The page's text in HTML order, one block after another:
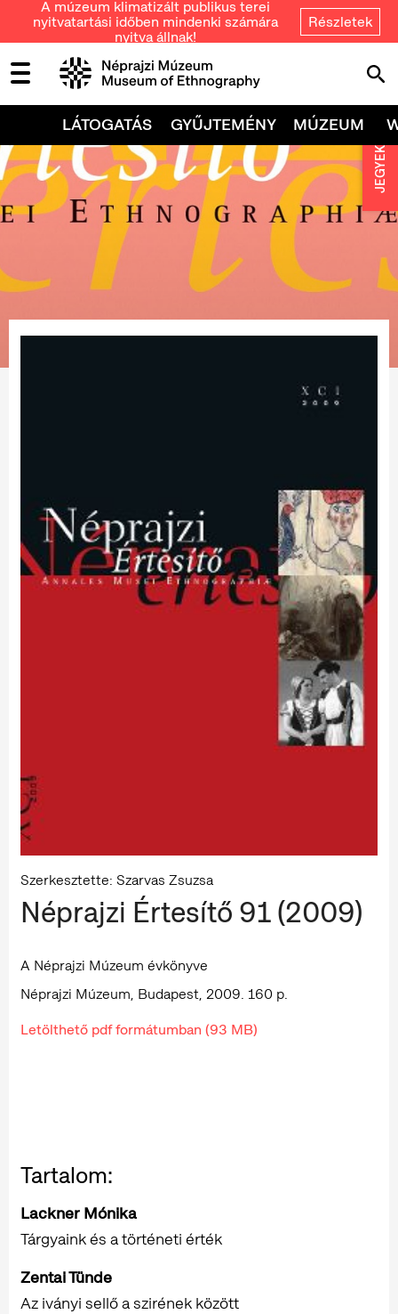
A múzeum klimatizált publikus terei
nyitvatartási időben mindenki számára
nyitva állnak!
Részletek
LÁTOGATÁS GYŰJTEMÉNY MÚZEUM
Szerkesztette: Szarvas Zsuzsa
Néprajzi Értesítő 91 (2009)
A Néprajzi Múzeum évkönyve
Néprajzi Múzeum, Budapest, 2009. 160 p.
Letölthető pdf formátumban (93 MB)
Tartalom:
Lackner Mónika
Tárgyaink és a történeti érték
Zentai Tünde
Az iványi sellő a szirének között
JEGYEK